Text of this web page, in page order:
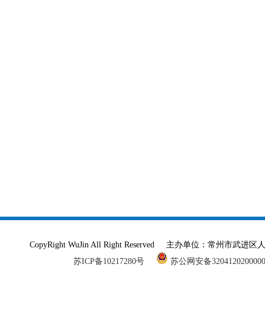
CopyRight WuJin All Right Reserved 主办单位：常州市武进
苏ICP备10217280号
苏公网安备